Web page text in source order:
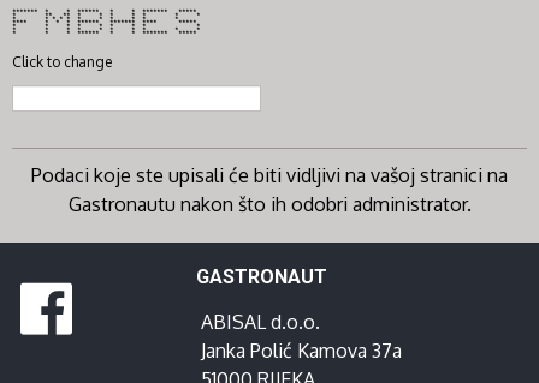
******* * * ****** * * ******* *****
* ** ** * * * * * * *
* * * * * * * * * * *
**** * * * ****** ******* **** *****
* * * * * * * * *
* * * * * * * * * *
* * * ****** * * ******* *****
Click to change
Podaci koje ste upisali će biti vidljivi na vašoj stranici na
Gastronautu nakon što ih odobri administrator.
GASTRONAUT
ABISAL d.o.o.
Janka Polić Kamova 37a